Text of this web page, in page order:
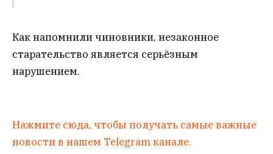
Как напомнили чиновники, незаконное
старательство является серьёзным
нарушением.
Нажмите сюда, чтобы получать самые важные
новости в нашем Telegram канале.